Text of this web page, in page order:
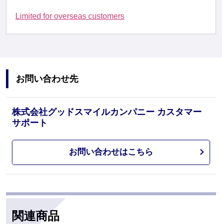
Limited for overseas customers
お問い合わせ先
株式会社グッドスマイルカンパニー カスタマー
サポート
お問い合わせはこちら
関連商品